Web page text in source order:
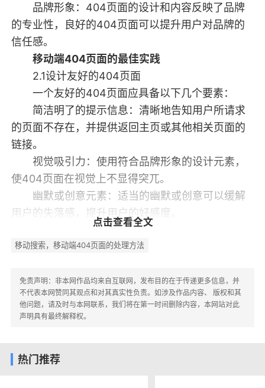
品牌形象：404页面的设计和内容反映了品牌
的专业性，良好的404页面可以提升用户对品牌的
信任感。
移动端404页面的最佳实践
2.1设计友好的404页面
一个友好的404页面应具备以下几个要素：
简洁明了的提示信息：清晰地告知用户所请求
的页面不存在，并提供返回主页或其他相关页面的
链接。
视觉吸引力：使用符合品牌形象的设计元素，
使404页面在视觉上不显得突兀。
幽默或创意元素：适当的幽默或创意可以缓解
用户的失落感，提升用户的好感度。
2.2提供搜索功能
在404页面中添加搜索框，允许用户直接在页
索功能，用户可以快速找到他们想要的信息，从而
提升用户体验。
2.3推荐相关内容
这不仅有助于留住用户，也可以提高其他页面的访
点击查看全文
移动搜索，移动端404页面的处理方法
免责声明：非本网作品均来自互联网，发布目的在于传递更多信息，并
不代表本网赞同其观点和对其真实性负责。如涉及作品内容、 版权和其
他问题，请及时与本网联系，我们将在第一时间删除内容，本网站对此
声明具有最终解释权。
热门推荐